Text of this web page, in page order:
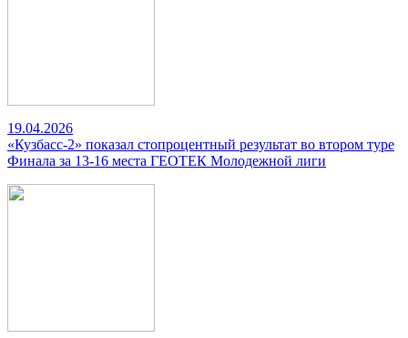
19.04.2026
«Кузбасс-2» показал стопроцентный результат во втором туре
Финала за 13-16 места ГЕОТЕК Молодежной лиги